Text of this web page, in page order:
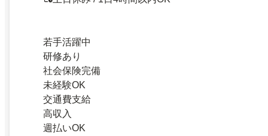
若手活躍中
研修あり
社会保険完備
未経験OK
交通費支給
高収入
週払いOK